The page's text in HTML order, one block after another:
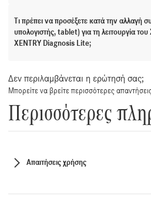
Τι πρέπει να προσέξετε κατά την αλλαγή
υπολογιστής, tablet) για τη λειτουργία
XENTRY Diagnosis Lite;
Δεν περιλαμβάνεται η ερώτησή σας;
Μπορείτε να βρείτε περισσότερες
Περισσότερες
Απαιτήσεις χρήσης